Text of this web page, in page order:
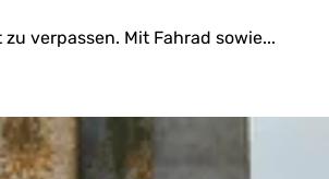
verpassen. Mit Fahrad sowie...